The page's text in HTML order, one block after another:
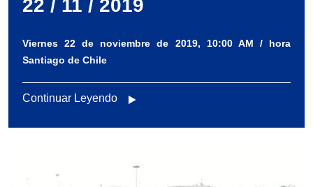
22 / 11 / 2019
Viernes 22 de noviembre de 2019, 10:00 AM / hora
Santiago de Chile
Continuar Leyendo